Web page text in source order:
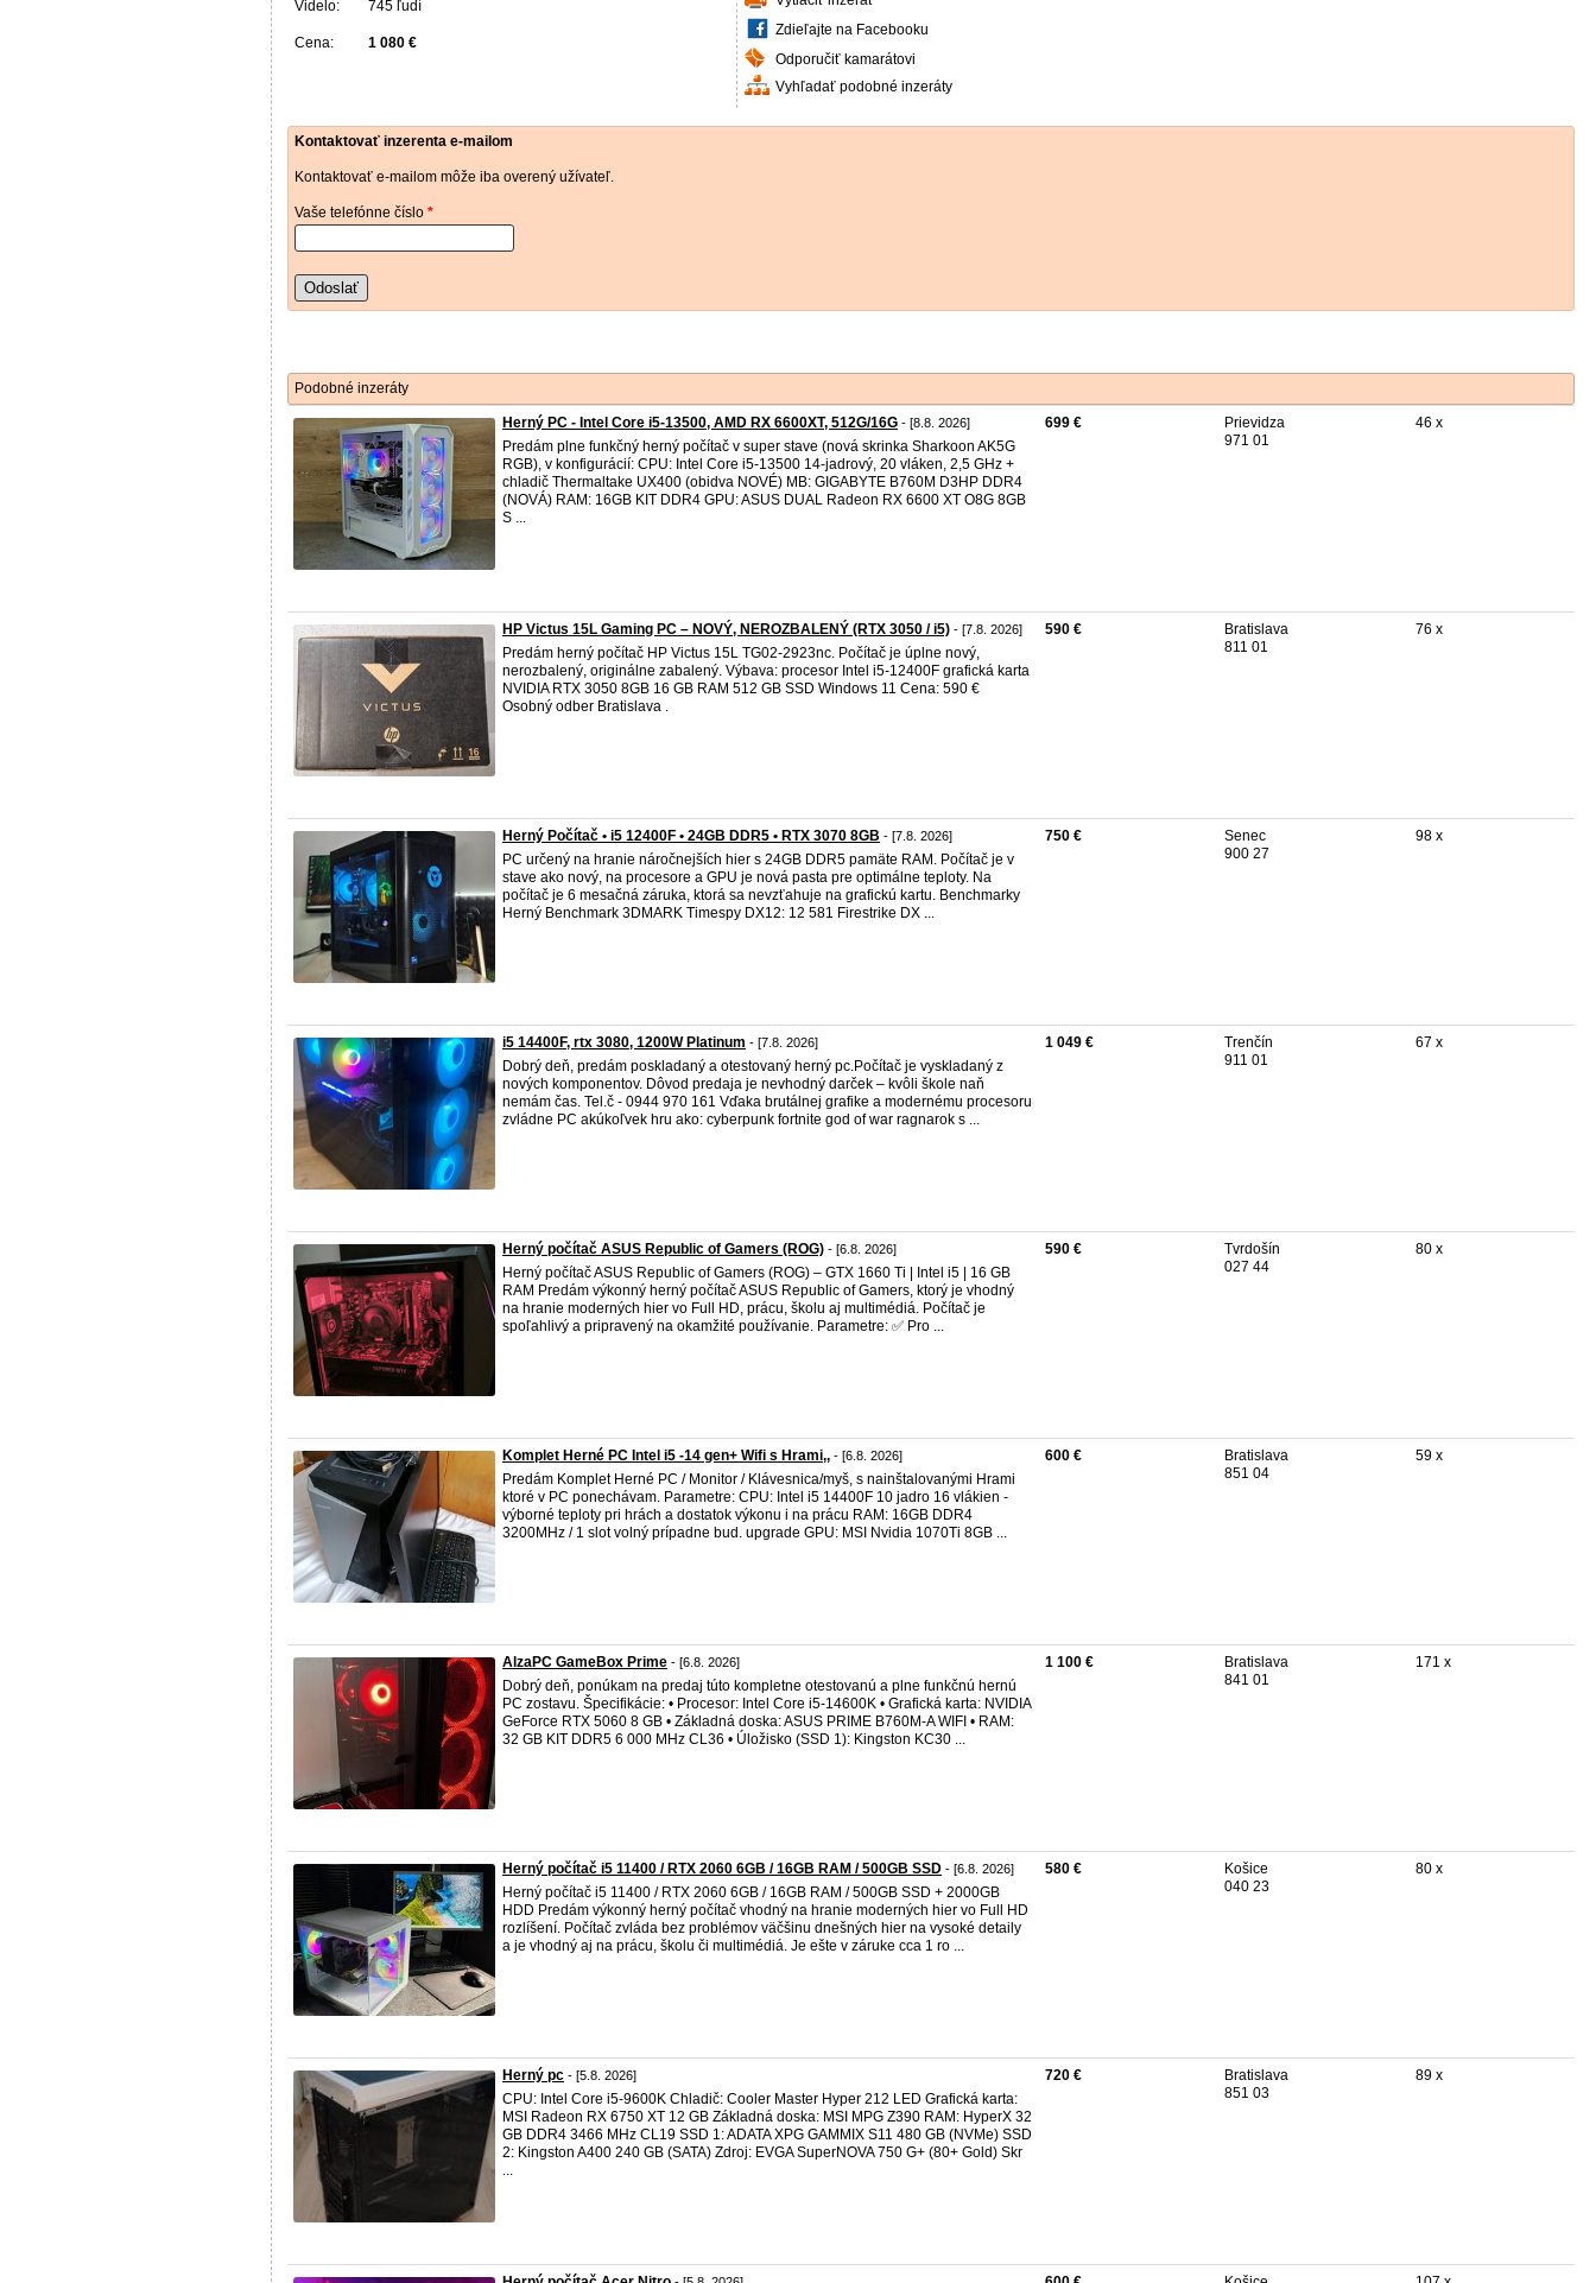
Videlo: 745 ľudí
Cena: 1 080 €
Zdieľajte na Facebooku
Odporučiť kamarátovi
Vyhľadať podobné inzeráty
Kontaktovať inzerenta e-mailom
Kontaktovať e-mailom môže iba overený užívateľ.
Vaše telefónne číslo *
Odoslať
Podobné inzeráty
Herný PC - Intel Core i5-13500, AMD RX 6600XT, 512G/16G - [8.8. 2026]
Predám plne funkčný herný počítač v super stave (nová skrinka Sharkoon AK5G
RGB), v konfigurácií: CPU: Intel Core i5-13500 14-jadrový, 20 vláken, 2,5 GHz +
chladič Thermaltake UX400 (obidva NOVÉ) MB: GIGABYTE B760M D3HP DDR4
(NOVÁ) RAM: 16GB KIT DDR4 GPU: ASUS DUAL Radeon RX 6600 XT O8G 8GB
S ...
699 €
Prievidza
971 01
46 x
HP Victus 15L Gaming PC – NOVÝ, NEROZBALENÝ (RTX 3050 / i5) - [7.8. 2026]
Predám herný počítač HP Victus 15L TG02-2923nc. Počítač je úplne nový,
nerozbalený, originálne zabalený. Výbava: procesor Intel i5-12400F grafická karta
NVIDIA RTX 3050 8GB 16 GB RAM 512 GB SSD Windows 11 Cena: 590 €
Osobný odber Bratislava .
590 €
Bratislava
811 01
76 x
Herný Počítač • i5 12400F • 24GB DDR5 • RTX 3070 8GB - [7.8. 2026]
PC určený na hranie náročnejších hier s 24GB DDR5 pamäte RAM. Počítač je v
stave ako nový, na procesore a GPU je nová pasta pre optimálne teploty. Na
počítač je 6 mesačná záruka, ktorá sa nevzťahuje na grafickú kartu. Benchmarky
Herný Benchmark 3DMARK Timespy DX12: 12 581 Firestrike DX ...
750 €
Senec
900 27
98 x
i5 14400F, rtx 3080, 1200W Platinum - [7.8. 2026]
Dobrý deň, predám poskladaný a otestovaný herný pc.Počítač je vyskladaný z
nových komponentov. Dôvod predaja je nevhodný darček – kvôli škole naň
nemám čas. Tel.č - 0944 970 161 Vďaka brutálnej grafike a modernému procesoru
zvládne PC akúkoľvek hru ako: cyberpunk fortnite god of war ragnarok s ...
1 049 €
Trenčín
911 01
67 x
Herný počítač ASUS Republic of Gamers (ROG) - [6.8. 2026]
Herný počítač ASUS Republic of Gamers (ROG) – GTX 1660 Ti | Intel i5 | 16 GB
RAM Predám výkonný herný počítač ASUS Republic of Gamers, ktorý je vhodný
na hranie moderných hier vo Full HD, prácu, školu aj multimédiá. Počítač je
spoľahlivý a pripravený na okamžité používanie. Parametre: ✅ Pro ...
590 €
Tvrdošín
027 44
80 x
Komplet Herné PC Intel i5 -14 gen+ Wifi s Hrami,, - [6.8. 2026]
Predám Komplet Herné PC / Monitor / Klávesnica/myš, s nainštalovanými Hrami
ktoré v PC ponechávam. Parametre: CPU: Intel i5 14400F 10 jadro 16 vlákien -
výborné teploty pri hrách a dostatok výkonu i na prácu RAM: 16GB DDR4
3200MHz / 1 slot volný prípadne bud. upgrade GPU: MSI Nvidia 1070Ti 8GB ...
600 €
Bratislava
851 04
59 x
AlzaPC GameBox Prime - [6.8. 2026]
Dobrý deň, ponúkam na predaj túto kompletne otestovanú a plne funkčnú hernú
PC zostavu. Špecifikácie: • Procesor: Intel Core i5-14600K • Grafická karta: NVIDIA
GeForce RTX 5060 8 GB • Základná doska: ASUS PRIME B760M-A WIFI • RAM:
32 GB KIT DDR5 6 000 MHz CL36 • Úložisko (SSD 1): Kingston KC30 ...
1 100 €
Bratislava
841 01
171 x
Herný počítač i5 11400 / RTX 2060 6GB / 16GB RAM / 500GB SSD - [6.8. 2026]
Herný počítač i5 11400 / RTX 2060 6GB / 16GB RAM / 500GB SSD + 2000GB
HDD Predám výkonný herný počítač vhodný na hranie moderných hier vo Full HD
rozlíšení. Počítač zvláda bez problémov väčšinu dnešných hier na vysoké detaily
a je vhodný aj na prácu, školu či multimédiá. Je ešte v záruke cca 1 ro ...
580 €
Košice
040 23
80 x
Herný pc - [5.8. 2026]
CPU: Intel Core i5-9600K Chladič: Cooler Master Hyper 212 LED Grafická karta:
MSI Radeon RX 6750 XT 12 GB Základná doska: MSI MPG Z390 RAM: HyperX 32
GB DDR4 3466 MHz CL19 SSD 1: ADATA XPG GAMMIX S11 480 GB (NVMe) SSD
2: Kingston A400 240 GB (SATA) Zdroj: EVGA SuperNOVA 750 G+ (80+ Gold) Skr
...
720 €
Bratislava
851 03
89 x